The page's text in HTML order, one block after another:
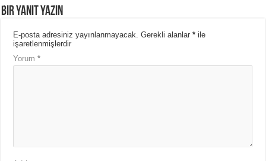
Bir yanıt yazın
E-posta adresiniz yayınlanmayacak. Gerekli alanlar* ile
işaretlenmişlerdir
Yorum*